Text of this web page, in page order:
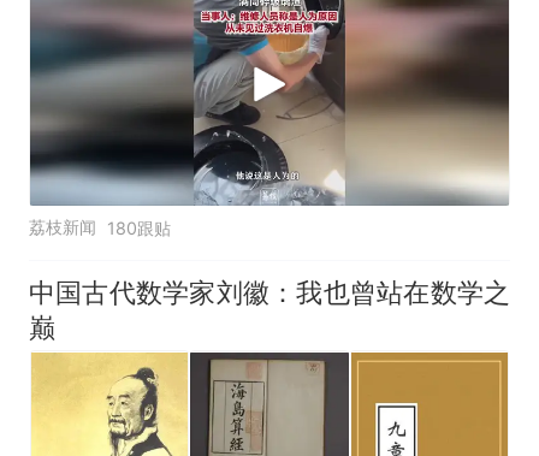
荔枝新闻 180跟贴
中国古代数学家刘徽：我也曾站在数学之
巅